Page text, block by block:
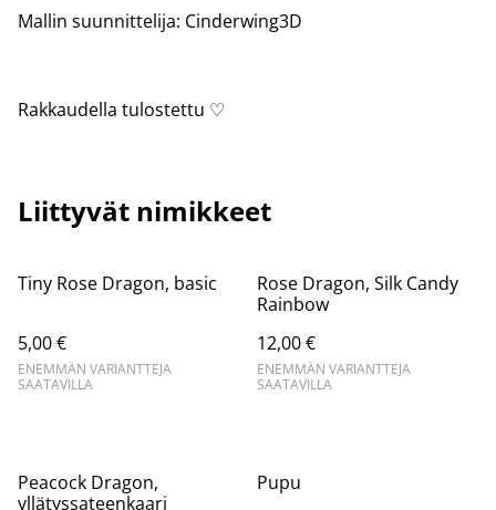
Mallin suunnittelija: Cinderwing3D
Rakkaudella tulostettu ♡
Liittyvät nimikkeet
Tiny Rose Dragon, basic
5,00 €
ENEMMÄN VARIANTTEJA
SAATAVILLA
Rose Dragon, Silk Candy
Rainbow
12,00 €
ENEMMÄN VARIANTTEJA
SAATAVILLA
Peacock Dragon,
yllätyssateenkaari
Pupu